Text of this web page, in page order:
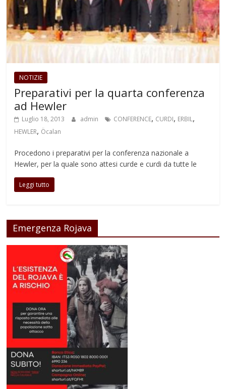
NOTIZIE
Preparativi per la quarta conferenza
ad Hewler
Luglio 18, 2013 admin CONFERENCE, CURDI, ERBIL,
HEWLER, Öcalan
Procedono i preparativi per la conferenza nazionale a
Hewler, per la quale sono attesi curde e curdi da tutte le
Leggi tutto
Emergenza Rojava